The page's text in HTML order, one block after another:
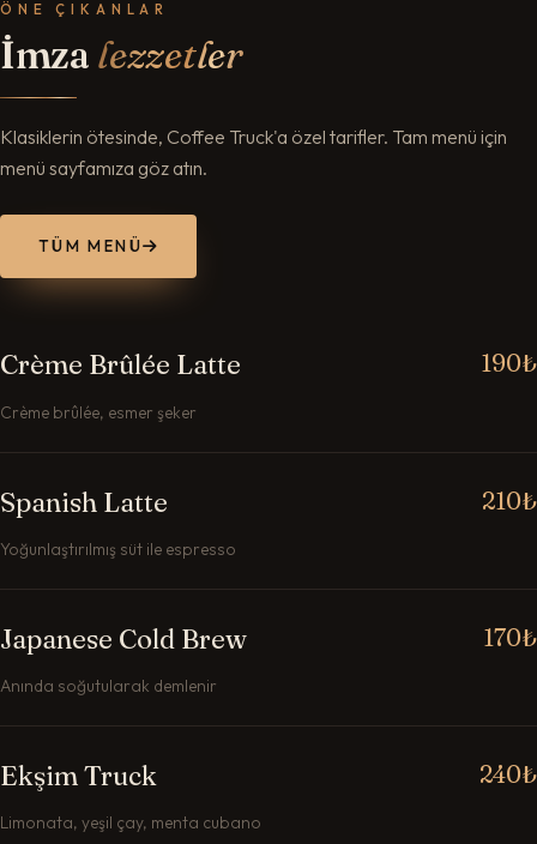
ÖNE ÇIKANLAR
İmza lezzetler
Klasiklerin ötesinde, Coffee Truck'a özel tarifler. Tam menü için
menü sayfamıza göz atın.
TÜM MENÜ
Crème Brûlée Latte 190₺
Crème brûlée, esmer şeker
Spanish Latte 210₺
Yoğunlaştırılmış süt ile espresso
Japanese Cold Brew 170₺
Anında soğutularak demlenir
Ekşim Truck 240₺
Limonata, yeşil çay, menta cubano